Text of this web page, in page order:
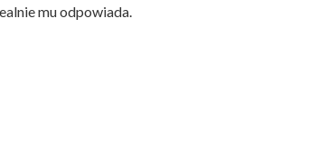
mu odpowiada.